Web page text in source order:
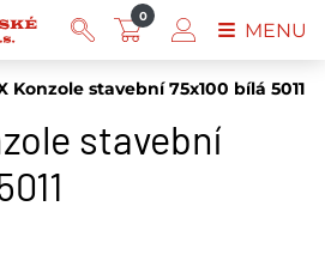
Konzole stavební 75x100 bílá 5011
stavební
0
MENU